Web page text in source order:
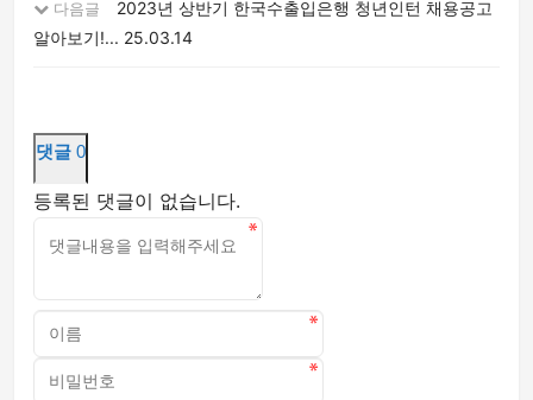
다음글
2023년 상반기 한국수출입은행 청년인턴 채용공고
알아보기!... 25.03.14
댓글 0
등록된 댓글이 없습니다.